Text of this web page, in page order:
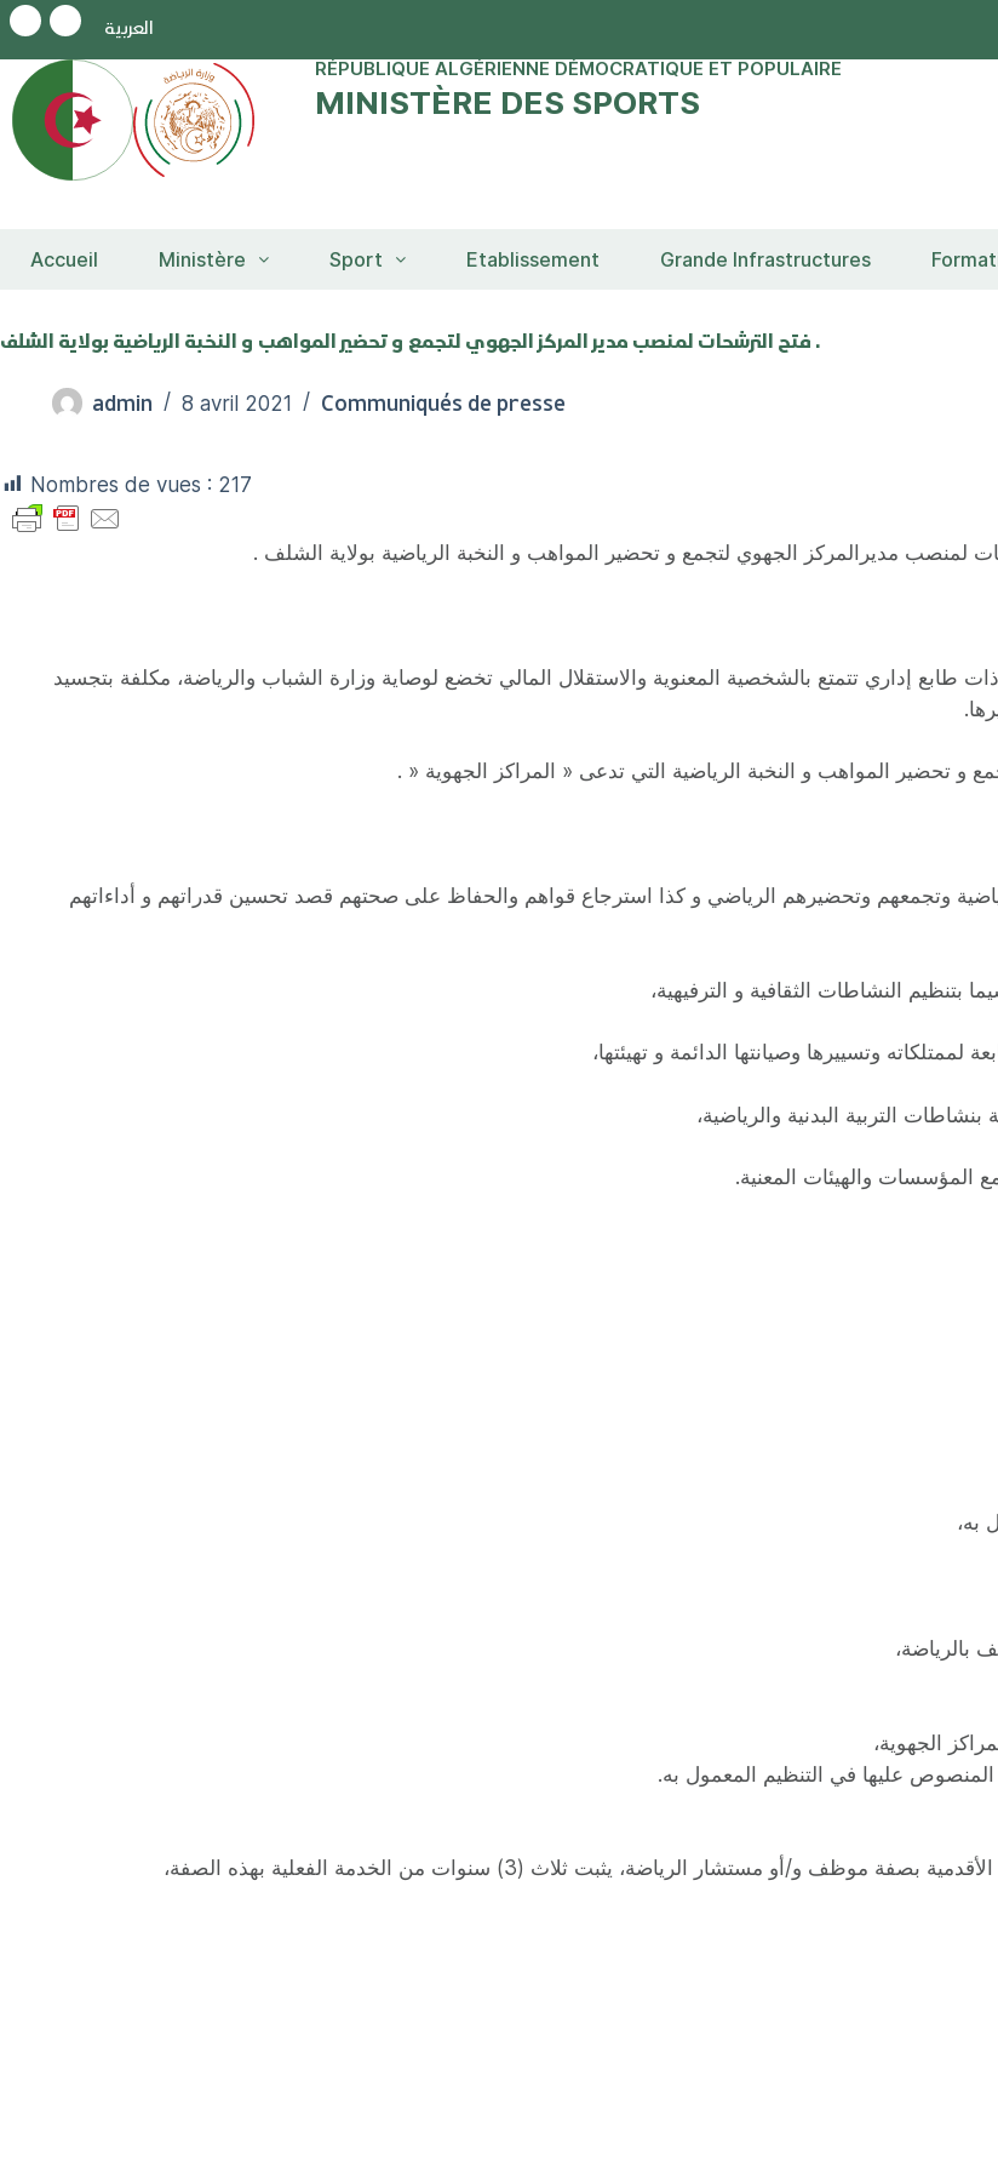
العربية
RÉPUBLIQUE ALGÉRIENNE DÉMOCRATIQUE ET POPULAIRE
MINISTÈRE DES SPORTS
Accueil Ministère Sport Etablissement Grande Infrastructures
فتح الترشحات لمنصب مدير المركز الجهوي لتجمع و تحضير المواهب و النخبة الرياضية بولاية الشلف .
admin 8 avril 2021 Communiqués de presse
Nombres de vues : 217
لمنصب مديرالمركز الجهوي لتجمع و تحضير المواهب و النخبة الرياضية بولاية الشلف .
إداري تتمتع بالشخصية المعنوية والاستقلال المالي تخضع لوصاية وزارة الشباب والرياضة، مكلفة بتجسيد
و تحضير المواهب و النخبة الرياضية التي تدعى « المراكز الجهوية « .
وتجمعهم وتحضيرهم الرياضي و كذا استرجاع قواهم والحفاظ على صحتهم قصد تحسين قدراتهم و أداءاتهم
النشاطات الثقافية و الترفيهية،
وتسييرها وصيانتها الدائمة و تهيئتها،
التربية البدنية والرياضية،
مع المؤسسات والهيئات المعنية.
به،
بالرياضة،
الجهوية،
عليها في التنظيم المعمول به.